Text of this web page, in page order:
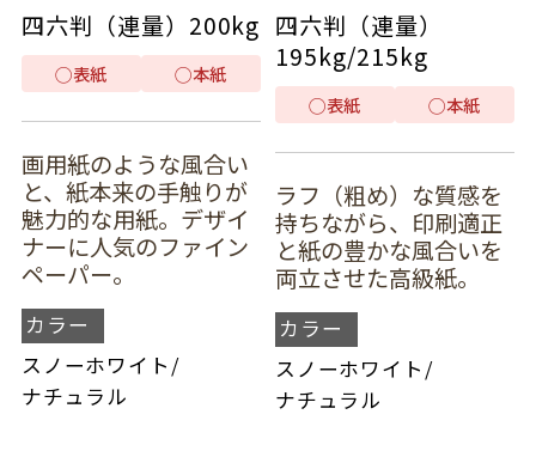
四六判（連量） 200kg
◯表紙 ◯本紙
画用紙のような風合い
と、紙本来の手触りが
魅力的な用紙。デザイ
ナーに人気のファイン
ペーパー。
カラー
スノーホワイト /
ナチュラル
四六判（連量）
195kg/215kg
◯表紙 ◯本紙
ラフ（粗め）な質感を
持ちながら、印刷適正
と紙の豊かな風合いを
両立させた高級紙。
カラー
スノーホワイト /
ナチュラル